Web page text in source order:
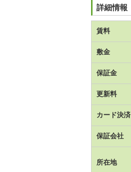
詳細情報
賃料
敷金
保証金
更新料
カード決済
保証会社
所在地